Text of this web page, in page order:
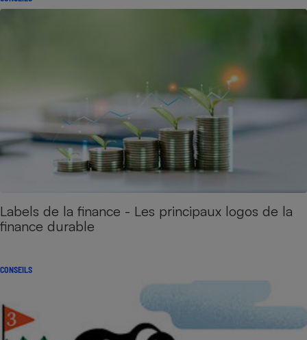
Labels de la finance - Les principaux logos de la
finance durable
CONSEILS